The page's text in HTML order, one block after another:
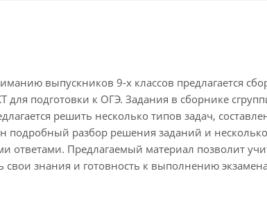
выпускников 9-х классов предлагается
подготовки к ОГЭ. Задания в сборнике
решить несколько типов задач,
подробный разбор решения заданий и
ответами. Предлагаемый материал позволит
свои знания и готовность к выполнению